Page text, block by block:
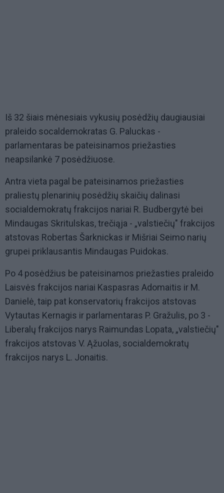
Iš 32 šiais mėnesiais vykusių posėdžių daugiausiai
praleido socaldemokratas G. Paluckas -
parlamentaras be pateisinamos priežasties
neapsilankė 7 posėdžiuose.
Antra vieta pagal be pateisinamos priežasties
praliestų plenarinių posėdžių skaičių dalinasi
socialdemokratų frakcijos nariai R. Budbergytė bei
Mindaugas Skritulskas, trečiąja - „valstiečių" frakcijos
atstovas Robertas Šarknickas ir Mišriai Seimo narių
grupei priklausantis Mindaugas Puidokas.
Po 4 posėdžius be pateisinamos priežasties praleido
Laisvės frakcijos nariai Kaspasras Adomaitis ir M.
Danielė, taip pat konservatorių frakcijos atstovas
Vytautas Kernagis ir parlamentaras P. Gražulis, po 3 -
Liberalų frakcijos narys Raimundas Lopata, „valstiečių"
frakcijos atstovas V. Ąžuolas, socialdemokratų
frakcijos narys L. Jonaitis.